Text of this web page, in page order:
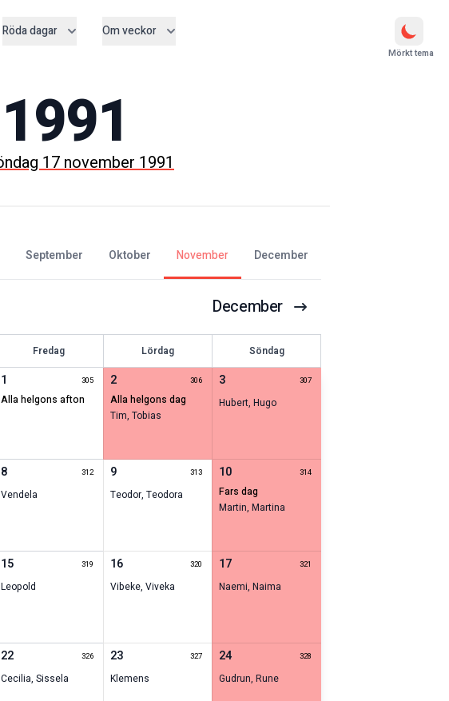
Röda dagar Om veckor
Mörkt tema
1991
17 november 1991
september oktober november december
December
Fredag Lördag Söndag
1 305
alla helgons afton
2 306
alla helgons dag
Tim, Tobias
3 307
Hubert,Hugo
8 312
Vendela
9 313
Teodor, Teodora
10 314
fars dag
Martin,Martina
15 319
Leopold
16 320
Vibeke, Viveka
17 321
Naemi,Naima
22 326
Cecilia,Sissela
23 327
Klemens
24 328
Gudrun,Rune